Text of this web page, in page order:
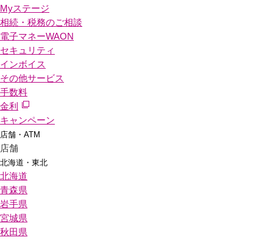
Myステージ
相続・税務のご相談
電子マネーWAON
セキュリティ
インボイス
その他サービス
手数料
金利
キャンペーン
店舗・ATM
店舗
北海道・東北
北海道
青森県
岩手県
宮城県
秋田県